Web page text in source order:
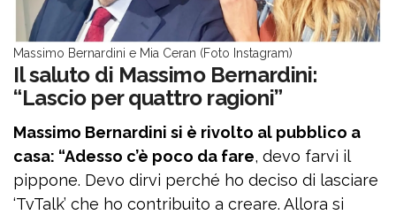
Massimo Bernardini e Mia Ceran (Foto Instagram)
Il saluto di Massimo Bernardini:
“Lascio per quattro ragioni”
Massimo Bernardini si è rivolto al pubblico a
casa: “Adesso c’è poco da fare, devo farvi il
pippone. Devo dirvi perché ho deciso di lasciare
‘TvTalk’ che ho contribuito a creare. Allora si